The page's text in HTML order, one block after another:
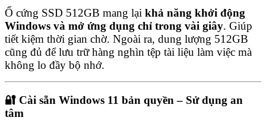
Ổ cứng SSD 512GB mang lại khả năng khởi động
Windows và mở ứng dụng chỉ trong vài giây. Giúp
tiết kiệm thời gian chờ. Ngoài ra, dung lượng 512GB
cũng đủ để lưu trữ hàng nghìn tệp tài liệu làm việc mà
không lo đầy bộ nhớ.
🔐 Cài sẵn Windows 11 bản quyền – Sử dụng an
tâm